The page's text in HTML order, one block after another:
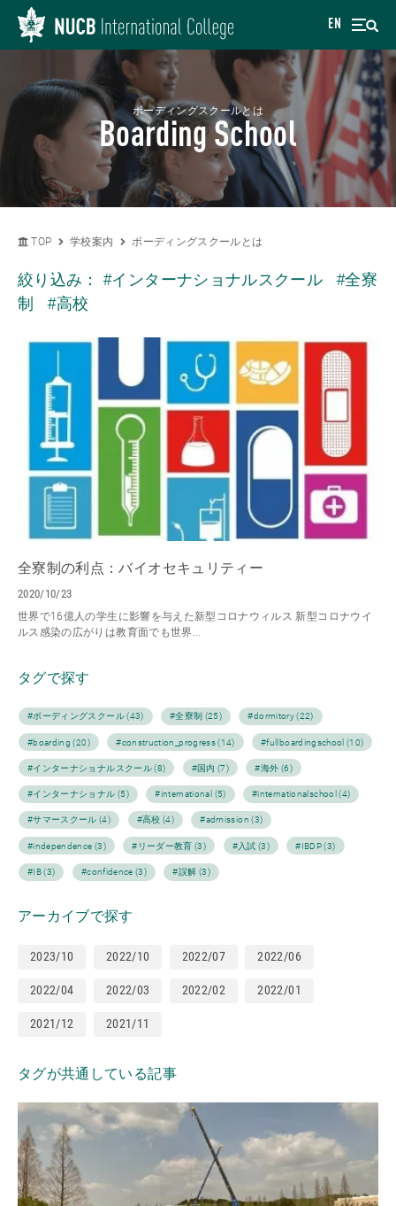
EN
ボーディングスクールとは
Boarding School
TOP 学校案内 ボーディングスクールとは
絞り込み：#インターナショナルスクール
#全寮
制
#高校
全寮制の利点：バイオセキュリティー
2020/10/23
世界で16億人の学生に影響を与えた新型コロナウィルス 新型コロナウイ
ルス感染の広がりは教育面でも世界...
タグで探す
#ボーディングスクール (43) #全寮制 (25) #dormitory (22)
#boarding (20) #construction_progress (14) #fullboardingschool (10)
#インターナショナルスクール (8) #国内 (7) #海外 (6)
#インターナショナル (5) #international (5) #internationalschool (4)
#サマースクール (4) #高校 (4) #admission (3)
#independence (3) #リーダー教育 (3) #入試 (3) #IBDP (3)
#IB (3) #confidence (3) #誤解 (3)
アーカイブで探す
2023/10 2022/10 2022/07 2022/06
2022/04 2022/03 2022/02 2022/01
2021/12 2021/11
タグが共通している記事